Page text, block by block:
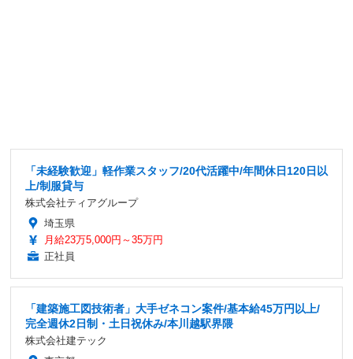
「未経験歓迎」軽作業スタッフ/20代活躍中/年間休日120日以
上/制服貸与
株式会社ティアグループ
埼玉県
月給23万5,000円～35万円
正社員
「建築施工図技術者」大手ゼネコン案件/基本給45万円以上/
完全週休2日制・土日祝休み/本川越駅界隈
株式会社建テック